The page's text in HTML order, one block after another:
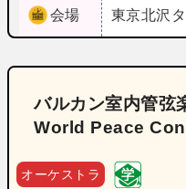
会場 東京北沢
バルカン室内管弦
World Peace
オーケストラ